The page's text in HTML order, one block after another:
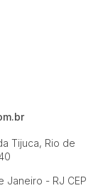
Tijuca, Rio de
Janeiro - RJ CEP